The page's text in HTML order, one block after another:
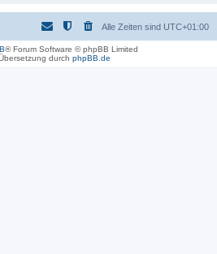
Alle Zeiten sind UTC+01:00
® Forum Software © phpBB Limited
durch phpBB.de